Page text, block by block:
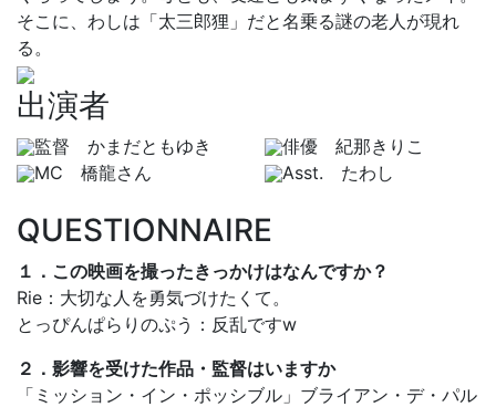
そこに、わしは「太三郎狸」だと名乗る謎の老人が現れ
る。
出演者
監督 かまだともゆき
俳優 紀那きりこ
MC 橋龍さん
Asst. たわし
QUESTIONNAIRE
１．この映画を撮ったきっかけはなんですか？
Rie：大切な人を勇気づけたくて。
とっぴんぱらりのぷう：反乱ですw
２．影響を受けた作品・監督はいますか
「ミッション・イン・ポッシブル」ブライアン・デ・パル